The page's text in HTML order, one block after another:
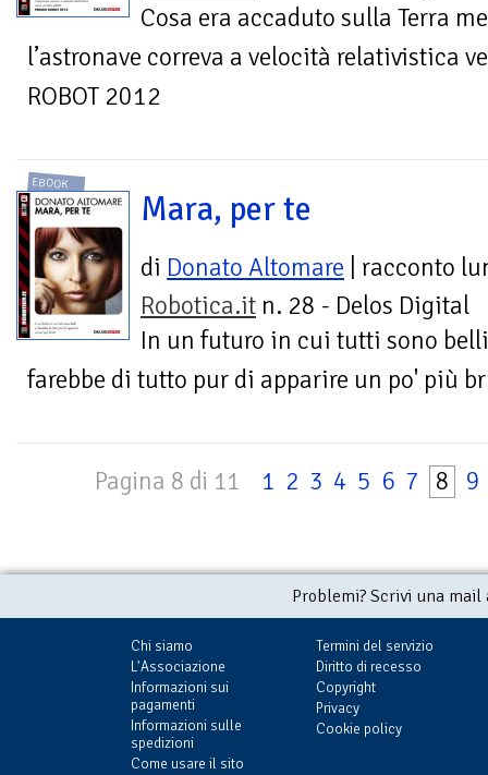
Cosa era accaduto sulla Terra
l’astronave correva a velocità relativistica
ROBOT 2012
EBOOK
Mara, per te
di Donato Altomare | racconto
Robotica.it n. 28 - Delos Digital
In un futuro in cui tutti sono
farebbe di tutto pur di apparire un po' più
Pagina 8 di 11 1 2 3 4 5 6 7 8 9
Problemi? Scrivi una
Chi siamo
L'Associazione
Informazioni sui
pagamenti
Informazioni sulle
spedizioni
Come usare il sito
Termini del servizio
Diritto di recesso
Copyright
Privacy
Cookie policy